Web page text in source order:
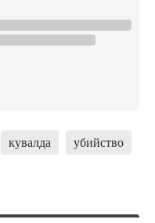
кувалда
убийство